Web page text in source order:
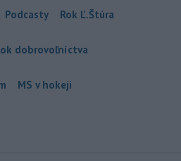
Podcasty Rok Ľ.Štúra
dobrovoľníctva
MS v hokeji